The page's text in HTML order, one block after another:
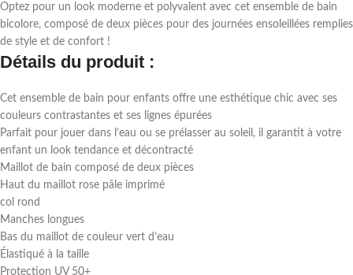
Optez pour un look moderne et polyvalent avec cet ensemble de bain
bicolore, composé de deux pièces pour des journées ensoleillées remplies
de style et de confort !
Détails du produit :
Cet ensemble de bain pour enfants offre une esthétique chic avec ses
couleurs contrastantes et ses lignes épurées
Parfait pour jouer dans l’eau ou se prélasser au soleil, il garantit à votre
enfant un look tendance et décontracté
Maillot de bain composé de deux pièces
Haut du maillot rose pâle imprimé
col rond
Manches longues
Bas du maillot de couleur vert d’eau
Élastiqué à la taille
Protection UV 50+